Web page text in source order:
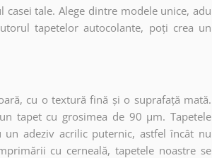
tale. Alege dintre modele unice, adu
tapetelor autocolante, poți crea un
cu o textură fină și o suprafață mată.
tapet cu grosimea de 90 µm. Tapetele
adeziv acrilic puternic, astfel încât nu
cu cerneală, tapetele noastre se